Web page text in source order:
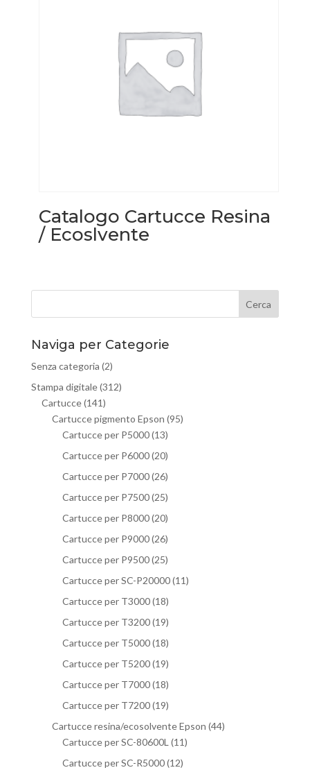
Catalogo Cartucce Resina
/ Ecoslvente
Naviga per Categorie
Senza categoria (2)
Stampa digitale(312)
Cartucce(141)
Cartucce pigmento Epson (95)
Cartucce per P5000(13)
Cartucce per P6000(20)
Cartucce per P7000(26)
Cartucce per P7500(25)
Cartucce per P8000(20)
Cartucce per P9000(26)
Cartucce per P9500(25)
Cartucce per SC-P20000(11)
Cartucce per T3000(18)
Cartucce per T3200(19)
Cartucce per T5000(18)
Cartucce per T5200(19)
Cartucce per T7000(18)
Cartucce per T7200(19)
Cartucce resina/ecosolvente Epson (44)
Cartucce per SC-80600L (11)
Cartucce per SC-R5000(12)